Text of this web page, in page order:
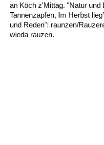
an Köch z'Mittag. "Natur und
Tannenzapfen, Im Herbst
und Reden": raunzen/
wieda rauzen.